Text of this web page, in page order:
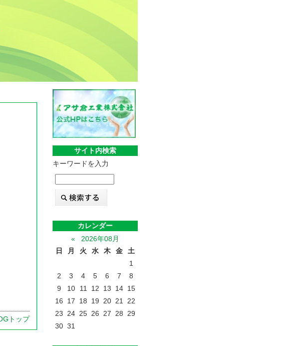
トップ
サイト内検索
キーワードを入力
カレンダー
«
2026年08月
日
月 火 水 木 金
土
1
2
3 4 5 6 7
8
9
10 11 12 13 14 15
16
17 18 19 20 21
22
23
24 25 26 27 28
29
30 31